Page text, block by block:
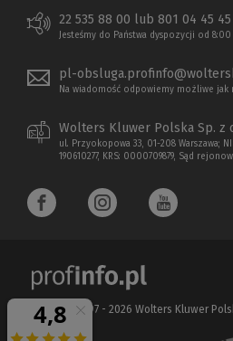
22 535 88 00 lub 801 04 45 45
Jesteśmy do Państwa dyspozycji od
pl-
Na wiadomość odpowiemy możliwe jak
Wolters Kluwer Polska Sp. z
ul. Przyokopowa 33, 01-208 Warszawa;
190610277, KRS: 0000709879, Sąd
Copyright 1997 - 2026 Wolters Kluwer